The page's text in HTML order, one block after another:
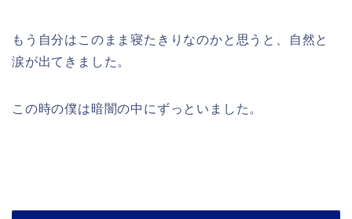
もう自分はこのまま寝たきりなのかと思うと、自然と
涙が出てきました。
この時の僕は暗闇の中にずっといました。